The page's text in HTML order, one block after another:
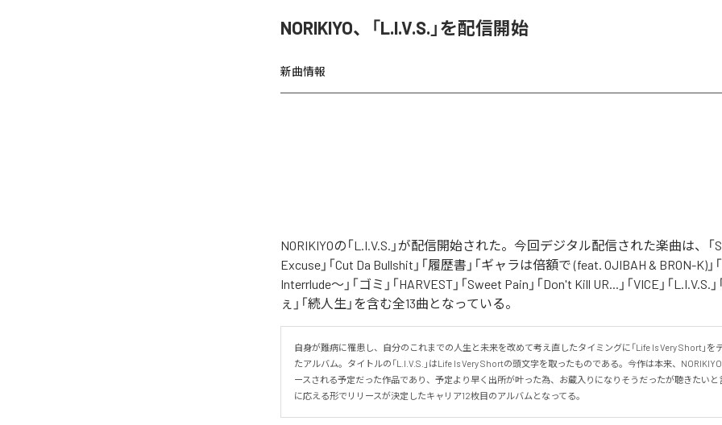
NORIKIYO、「L.I.V.S.」を配信開始
新曲情報
NORIKIYOの「L.I.V.S.」が配信開始された。今回デジタル配信された楽曲は、「
Excuse」「Cut Da Bullshit」「履歴書」「ギャラは倍額で (feat. OJIBAH & BRON-K)」
Interrlude～」「ゴミ」「HARVEST」「Sweet Pain」「Don't Kill UR...」「VICE」「L.I.V.S.
ぇ」「続人生」を含む全13曲となっている。
自身が難病に罹患し、自分のこれまでの人生と未来を改めて考え直したタイミングに「Life Is Very Short」を
たアルバム。タイトルの「L.I.V.S.」はLife Is Very Shortの頭文字を取ったものである。今作は本来、
ースされる予定だった作品であり、予定より早く出所が叶った為、お蔵入りになりそうだったが聴きたいと
に応える形でリリースが決定したキャリア12枚目のアルバムとなってる。